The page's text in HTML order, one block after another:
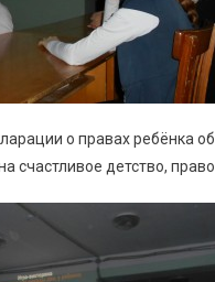
о правах ребёнка
счастливое детство,